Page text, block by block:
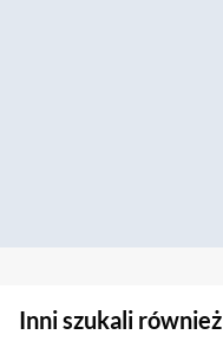
Inni szukali również